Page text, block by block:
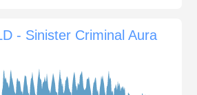
- Sinister Criminal Aura